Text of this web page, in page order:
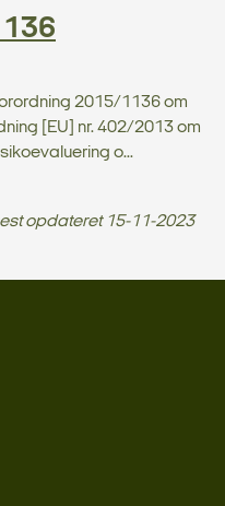
2015/1136 om
[EU] nr. 402/2013 om
o...
opdateret 15-11-2023